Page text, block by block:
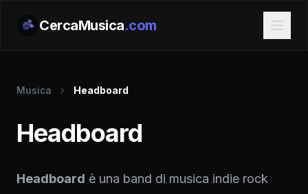
CercaMusica.com
Musica Headboard
Headboard
Headboard è una band di musica indie rock